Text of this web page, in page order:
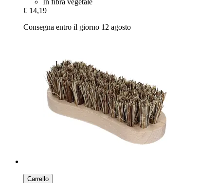
€ 14,19
Consegna entro il giorno 12 agosto
Carrello